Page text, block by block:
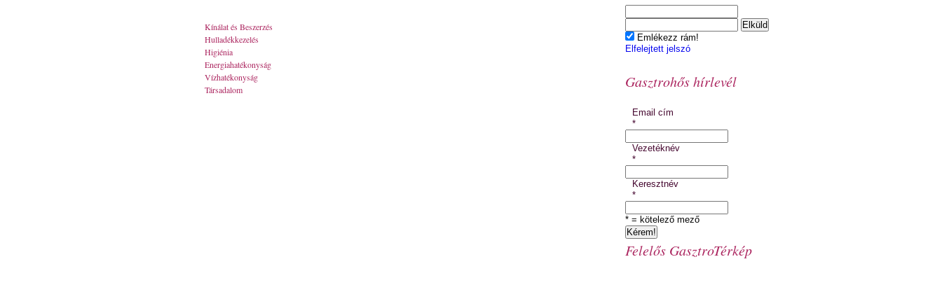
Kínálat és Beszerzés
Hulladékkezelés
Higiénia
Energiahatékonyság
Vízhatékonyság
Társadalom
Emlékezz rám!
Elfelejtett jelszó
Gasztrohős hírlevél
Email cím
*
Vezetéknév
*
Keresztnév
*
* = kötelező mező
Felelős GasztroTérkép